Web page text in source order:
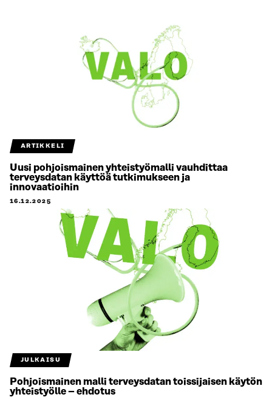
ARTIKKELI
Uusi pohjoismainen yhteistyömalli vauhdittaa
terveysdatan käyttöä tutkimukseen ja
innovaatioihin
16.12.2025
JULKAISU
Pohjoismainen malli terveysdatan toissijaisen käytön
yhteistyölle – ehdotus